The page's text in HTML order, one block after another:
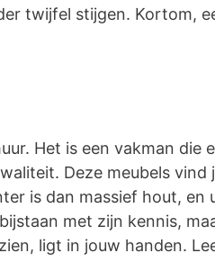
twijfel stijgen. Kortom,
Het is een vakman die
Deze meubels vind
is dan massief hout, en
met zijn kennis,
ligt in jouw handen.